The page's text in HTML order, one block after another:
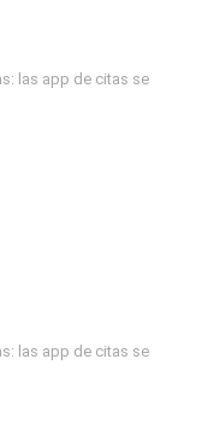
las app de citas se
las app de citas se